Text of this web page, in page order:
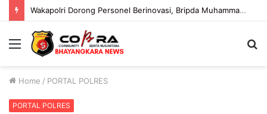
Wakapolri Dorong Personel Berinovasi, Bripda Muhammad Putra Aulia Jadi Contoh Nyata
Menu
Home / PORTAL POLRES
PORTAL POLRES